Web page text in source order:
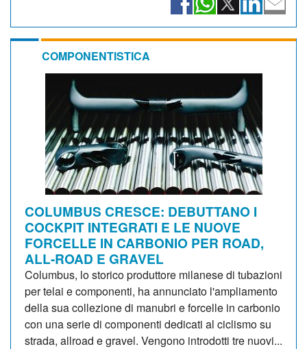
COMPONENTISTICA
COLUMBUS CRESCE: DEBUTTANO I
COCKPIT INTEGRATI E LE NUOVE
FORCELLE IN CARBONIO PER ROAD,
ALL-ROAD E GRAVEL
Columbus, lo storico produttore milanese di tubazioni
per telai e componenti, ha annunciato l'ampliamento
della sua collezione di manubri e forcelle in carbonio
con una serie di componenti dedicati al ciclismo su
strada, allroad e gravel. Vengono introdotti tre nuovi...